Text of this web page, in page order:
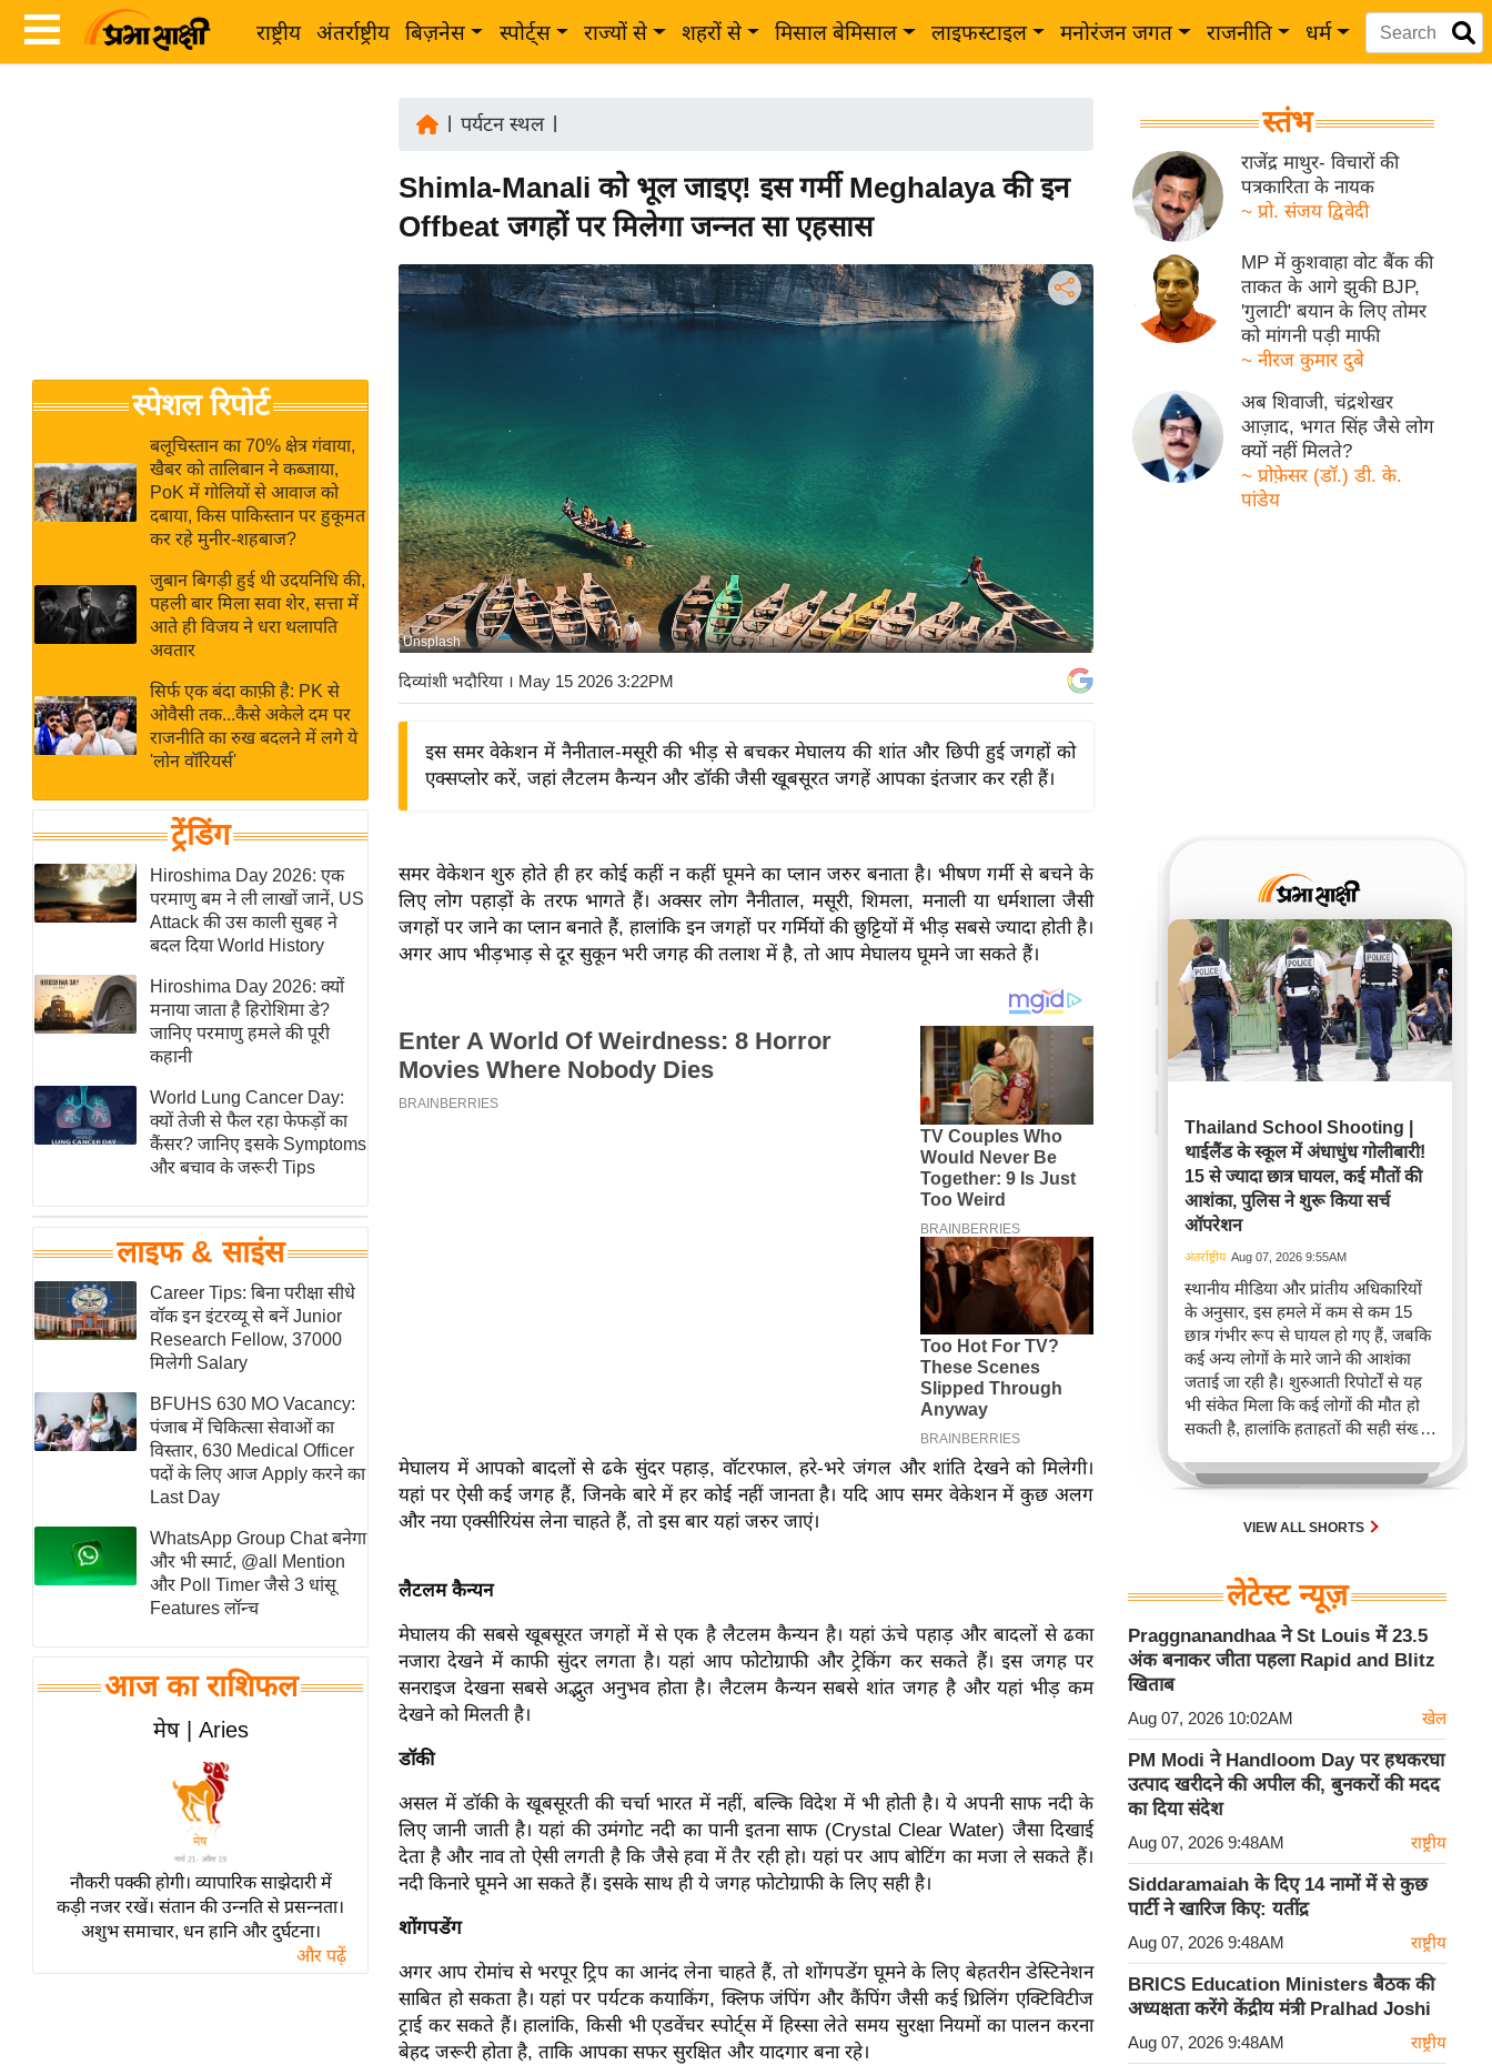
राष्ट्रीय अंतर्राष्ट्रीय बिज़नेस स्पोर्ट्स राज्यों से शहरों से मिसाल बेमिसाल लाइफस्टाइल मनोरंजन जगत राजनीति धर्म
Breaking
News in
Hindi
Hindi
Videos
जगत
राय
बजट
IPL
2026
ई-पेपर
मिसाल बेमिसाल
शख्सियत
यंग इंडिया
साहित्य जगत
ऑटो वर्ल्ड
न्यूज ब्रीफ
मनोरंजन जगत
बॉलीवुड
हॉलीवुड
फिल्म समीक्षा
News
लाइफस्टाइल
टेक्नॉलॉजी
ब्यूटी/फैशन
घरेलू नुस्खे
पर्यटन स्थल
फिटनेस मंत्रा
रिलेशनशिप
विश्लेषण
समसामयिक
मातृभूमि
स्तंभ
एम.
आर.
चाय पर
समीक्षा
व्रत
त्योहार
राशिफल
विशेष
स्पेशल रिपोर्ट
बलूचिस्तान का 70% क्षेत्र गंवाया,
खैबर को तालिबान ने कब्जाया,
PoK में गोलियों से आवाज को
दबाया, किस पाकिस्तान पर हुकूमत
कर रहे मुनीर-शहबाज?
जुबान बिगड़ी हुई थी उदयनिधि की,
पहली बार मिला सवा शेर, सत्ता में
आते ही विजय ने धरा थलापति
अवतार
सिर्फ एक बंदा काफ़ी है: PK से
ओवैसी तक...कैसे अकेले दम पर
राजनीति का रुख बदलने में लगे ये
'लोन वॉरियर्स'
ट्रेंडिंग
Hiroshima Day 2026: एक
परमाणु बम ने ली लाखों जानें, US
Attack की उस काली सुबह ने
बदल दिया World History
Hiroshima Day 2026: क्यों
मनाया जाता है हिरोशिमा डे?
जानिए परमाणु हमले की पूरी
कहानी
World Lung Cancer Day:
क्यों तेजी से फैल रहा फेफड़ों का
कैंसर? जानिए इसके Symptoms
और बचाव के जरूरी Tips
लाइफ & साइंस
Career Tips: बिना परीक्षा सीधे
वॉक इन इंटरव्यू से बनें Junior
Research Fellow, 37000
मिलेगी Salary
BFUHS 630 MO Vacancy:
पंजाब में चिकित्सा सेवाओं का
विस्तार, 630 Medical Officer
पदों के लिए आज Apply करने का
Last Day
WhatsApp Group Chat बनेगा
और भी स्मार्ट, @all Mention
और Poll Timer जैसे 3 धांसू
Features लॉन्च
आज का राशिफल
मेष | Aries
नौकरी पक्की होगी। व्यापारिक साझेदारी में
कड़ी नजर रखें। संतान की उन्नति से प्रसन्नता।
अशुभ समाचार, धन हानि और दुर्घटना।
और पढ़ें
पर्यटन स्थल|
Shimla-Manali को भूल जाइए! इस गर्मी Meghalaya की इन
Offbeat जगहों पर मिलेगा जन्नत सा एहसास
Unsplash
दिव्यांशी भदौरिया । May 15 2026 3:22PM
इस समर वेकेशन में नैनीताल-मसूरी की भीड़ से बचकर मेघालय की शांत और छिपी हुई जगहों को
एक्सप्लोर करें, जहां लैटलम कैन्यन और डॉकी जैसी खूबसूरत जगहें आपका इंतजार कर रही हैं।
समर वेकेशन शुरु होते ही हर कोई कहीं न कहीं घूमने का प्लान जरुर बनाता है। भीषण गर्मी से बचने के
लिए लोग पहाड़ों के तरफ भागते हैं। अक्सर लोग नैनीताल, मसूरी, शिमला, मनाली या धर्मशाला जैसी
जगहों पर जाने का प्लान बनाते हैं, हालांकि इन जगहों पर गर्मियों की छुट्टियों में भीड़ सबसे ज्यादा होती है।
अगर आप भीड़भाड़ से दूर सुकून भरी जगह की तलाश में है, तो आप मेघालय घूमने जा सकते हैं।
मेघालय में आपको बादलों से ढके सुंदर पहाड़, वॉटरफाल, हरे-भरे जंगल और शांति देखने को मिलेगी।
यहां पर ऐसी कई जगह हैं, जिनके बारे में हर कोई नहीं जानता है। यदि आप समर वेकेशन में कुछ अलग
और नया एक्सीरियंस लेना चाहते हैं, तो इस बार यहां जरुर जाएं।
लैटलम कैन्यन
मेघालय की सबसे खूबसूरत जगहों में से एक है लैटलम कैन्यन है। यहां ऊंचे पहाड़ और बादलों से ढका
नजारा देखने में काफी सुंदर लगता है। यहां आप फोटोग्राफी और ट्रेकिंग कर सकते हैं। इस जगह पर
सनराइज देखना सबसे अद्भुत अनुभव होता है। लैटलम कैन्यन सबसे शांत जगह है और यहां भीड़ कम
देखने को मिलती है।
डॉकी
असल में डॉकी के खूबसूरती की चर्चा भारत में नहीं, बल्कि विदेश में भी होती है। ये अपनी साफ नदी के
लिए जानी जाती है। यहां की उमंगोट नदी का पानी इतना साफ (Crystal Clear Water) जैसा दिखाई
देता है और नाव तो ऐसी लगती है कि जैसे हवा में तैर रही हो। यहां पर आप बोटिंग का मजा ले सकते हैं।
नदी किनारे घूमने आ सकते हैं। इसके साथ ही ये जगह फोटोग्राफी के लिए सही है।
शोंगपडेंग
अगर आप रोमांच से भरपूर ट्रिप का आनंद लेना चाहते हैं, तो शोंगपडेंग घूमने के लिए बेहतरीन डेस्टिनेशन
साबित हो सकता है। यहां पर पर्यटक कयाकिंग, क्लिफ जंपिंग और कैंपिंग जैसी कई थ्रिलिंग एक्टिविटीज
ट्राई कर सकते हैं। हालांकि, किसी भी एडवेंचर स्पोर्ट्स में हिस्सा लेते समय सुरक्षा नियमों का पालन करना
बेहद जरूरी होता है, ताकि आपका सफर सुरक्षित और यादगार बना रहे।
स्तंभ
राजेंद्र माथुर- विचारों की
पत्रकारिता के नायक
~ प्रो. संजय द्विवेदी
MP में कुशवाहा वोट बैंक की
ताकत के आगे झुकी BJP,
'गुलाटी' बयान के लिए तोमर
को मांगनी पड़ी माफी
~ नीरज कुमार दुबे
अब शिवाजी, चंद्रशेखर
आज़ाद, भगत सिंह जैसे लोग
क्यों नहीं मिलते?
~ प्रोफ़ेसर (डॉ.) डी. के.
पांडेय
Thailand School Shooting |
थाईलैंड के स्कूल में अंधाधुंध गोलीबारी!
15 से ज्यादा छात्र घायल, कई मौतों की
आशंका, पुलिस ने शुरू किया सर्च
ऑपरेशन
अंतर्राष्ट्रीय Aug 07, 2026 9:55AM
स्थानीय मीडिया और प्रांतीय अधिकारियों
के अनुसार, इस हमले में कम से कम 15
छात्र गंभीर रूप से घायल हो गए हैं, जबकि
कई अन्य लोगों के मारे जाने की आशंका
जताई जा रही है। शुरुआती रिपोर्टों से यह
भी संकेत मिला कि कई लोगों की मौत हो
सकती है, हालांकि हताहतों की सही संख्या
VIEW ALL SHORTS
लेटेस्ट न्यूज़
Praggnanandhaa ने St Louis में 23.5
अंक बनाकर जीता पहला Rapid and Blitz
खिताब
Aug 07, 2026 10:02AM खेल
PM Modi ने Handloom Day पर हथकरघा
उत्पाद खरीदने की अपील की, बुनकरों की मदद
का दिया संदेश
Aug 07, 2026 9:48AM राष्ट्रीय
Siddaramaiah के दिए 14 नामों में से कुछ
पार्टी ने खारिज किए: यतींद्र
Aug 07, 2026 9:48AM राष्ट्रीय
BRICS Education Ministers बैठक की
अध्यक्षता करेंगे केंद्रीय मंत्री Pralhad Joshi
Aug 07, 2026 9:48AM राष्ट्रीय